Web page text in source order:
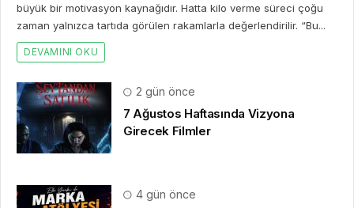
büyük bir motivasyon kaynağıdır. Hatta kilo verme süreci çoğu
zaman yalnızca tartıda görülen rakamlarla değerlendirilir. “Bu...
DEVAMINI OKU
2 gün önce
7 Ağustos Haftasında Vizyona
Girecek Filmler
4 gün önce